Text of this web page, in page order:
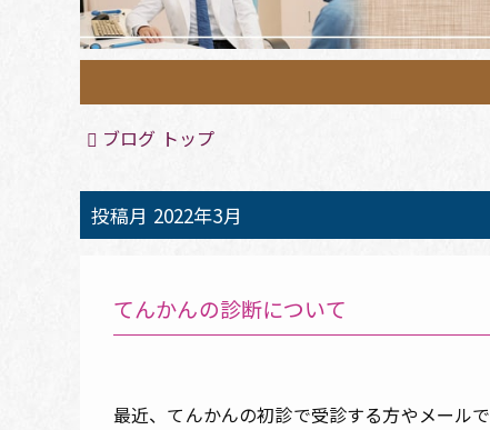
ブログ トップ
投稿月 2022年3月
てんかんの診断について
最近、てんかんの初診で受診する方やメール